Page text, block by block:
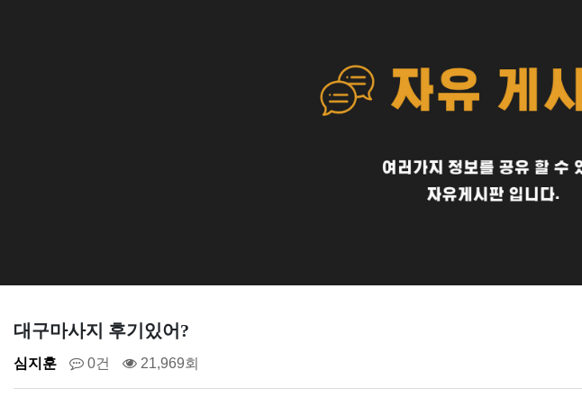
대구마사지 후기있어?
심지훈 0건 21,969회